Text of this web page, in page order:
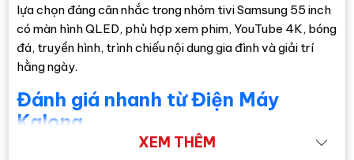
lựa chọn đáng cân nhắc trong nhóm tivi Samsung 55 inch
có màn hình QLED, phù hợp xem phim, YouTube 4K, bóng
đá, truyền hình, trình chiếu nội dung gia đình và giải trí
hằng ngày.
Đánh giá nhanh từ Điện Máy
Kalong
XEM THÊM